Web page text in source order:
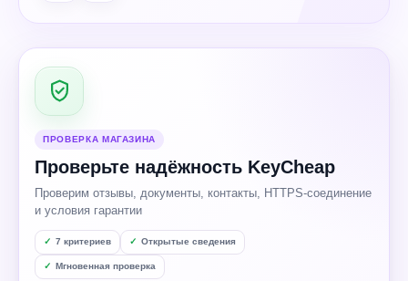
ПРОВЕРКА МАГАЗИНА
Проверьте надёжность KeyCheap
Проверим отзывы, документы, контакты, HTTPS-соединение
и условия гарантии
7 критериев Открытые сведения
Мгновенная проверка